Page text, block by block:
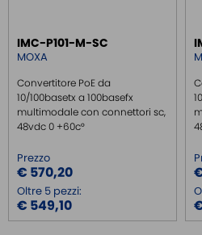
SERIAL SERVER
SERIAL CONVERTER
CONVERTER RS232/422/485
CONVERTITORI DI SEGNALE
MULTISERIALI
WIRELESS
ROUTER DA BARRA DIN
GATEWAY
IMC-P101-M-SC
MOXA
Convertitore PoE da
10/100basetx a 100basefx
multimodale con connettori sc,
48vdc 0 +60c°
Prezzo
€ 570,20
Oltre 5 pezzi:
€ 549,10